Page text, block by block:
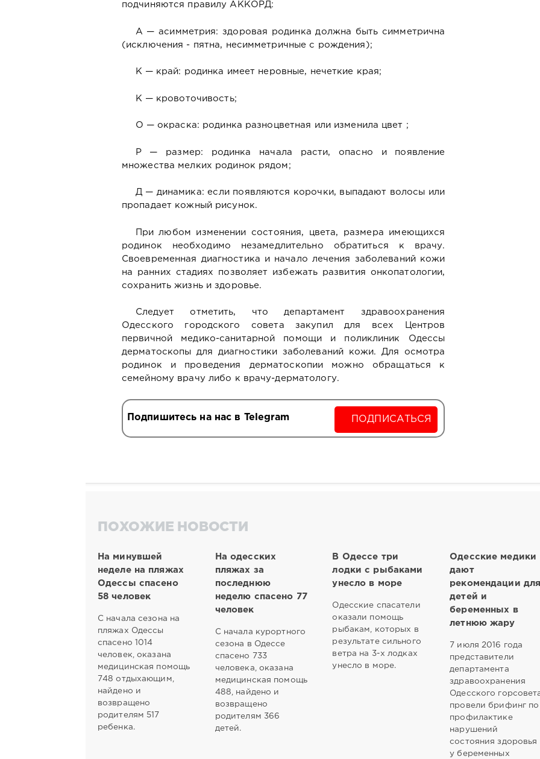
подчиняются правилу АККОРД:
А — асимметрия: здоровая родинка должна быть симметрична
(исключения - пятна, несимметричные с рождения);
К — край: родинка имеет неровные, нечеткие края;
К — кровоточивость;
О — окраска: родинка разноцветная или изменила цвет ;
Р — размер: родинка начала расти, опасно и появление
множества мелких родинок рядом;
Д — динамика: если появляются корочки, выпадают волосы или
пропадает кожный рисунок.
При любом изменении состояния, цвета, размера имеющихся
родинок необходимо незамедлительно обратиться к врачу.
Своевременная диагностика и начало лечения заболеваний кожи
на ранних стадиях позволяет избежать развития онкопатологии,
сохранить жизнь и здоровье.
Следует отметить, что департамент здравоохранения
Одесского городского совета закупил для всех Центров
первичной медико-санитарной помощи и поликлиник Одессы
дерматоскопы для диагностики заболеваний кожи. Для осмотра
родинок и проведения дерматоскопии можно обращаться к
семейному врачу либо к врачу-дерматологу.
Подпишитесь на нас в Telegram ПОДПИСАТЬСЯ
ПОХОЖИЕ НОВОСТИ
На минувшей
неделе на пляжах
Одессы спасено
58 человек
С начала сезона на
пляжах Одессы
спасено 1014
человек, оказана
медицинская помощь
748 отдыхающим,
найдено и
возвращено
родителям 517
ребенка.
На одесских
пляжах за
последнюю
неделю спасено 77
человек
С начала курортного
сезона в Одессе
спасено 733
человека, оказана
медицинская помощь
488, найдено и
возвращено
родителям 366
детей.
В Одессе три
лодки с рыбаками
унесло в море
Одесские спасатели
оказали помощь
рыбакам, которых в
результате сильного
ветра на 3-х лодках
унесло в море.
Одесские медики
дают
рекомендации
детей и
беременных в
летнюю жару
7 июля 2016 года
представители
департамента
здравоохранения
Одесского
провели брифинг по
профилактике
нарушений
состояния здоровья
у беременных